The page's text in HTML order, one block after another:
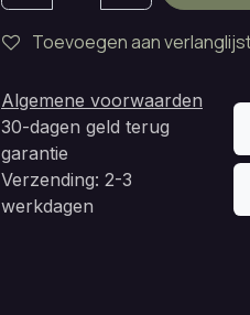
Toevoegen aan
Algemene voorwaarden
30-dagen geld terug
garantie
Verzending: 2-3
werkdagen